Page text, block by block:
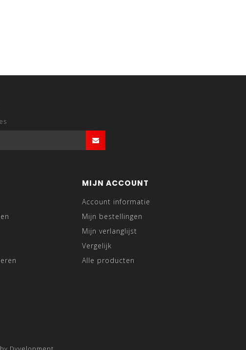
MIJN ACCOUNT
Account informatie
Mijn bestellingen
Mijn verlanglijst
Vergelijk
Alle producten